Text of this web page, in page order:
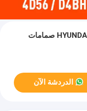
سيارة نوع المحرك صمام، HYUNDAI TERACAN صمامات
الدردشة الآن